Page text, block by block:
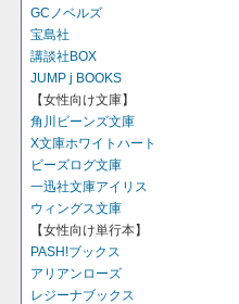
GCノベルズ
宝島社
講談社BOX
JUMP j BOOKS
【女性向け文庫】
角川ビーンズ文庫
X文庫ホワイトハート
ビーズログ文庫
一迅社文庫アイリス
ウィングス文庫
【女性向け単行本】
PASH!ブックス
アリアンローズ
レジーナブックス